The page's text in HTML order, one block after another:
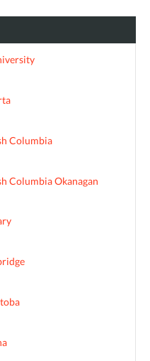
Columbia
Columbia Okanagan